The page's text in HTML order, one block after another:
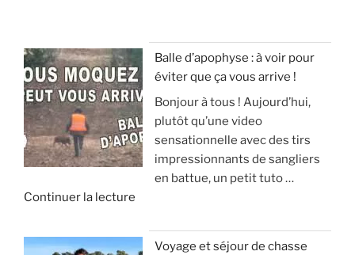
Balle d’apophyse : à voir pour
éviter que ça vous arrive !
Bonjour à tous ! Aujourd’hui,
plutôt qu’une video
sensationnelle avec des tirs
impressionnants de sangliers
en battue, un petit tuto …
Continuer la lecture
«
Voyage et séjour de chasse